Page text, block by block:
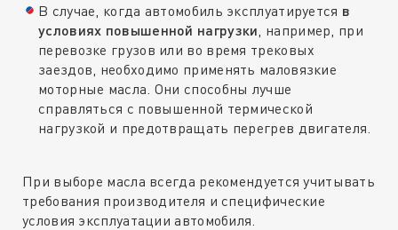
В случае, когда автомобиль эксплуатируется в
условиях повышенной нагрузки , например, при
перевозке грузов или во время трековых
заездов, необходимо применять маловязкие
моторные масла. Они способны лучше
справляться с повышенной термической
нагрузкой и предотвращать перегрев двигателя.
При выборе масла всегда рекомендуется учитывать
требования производителя и специфические
условия эксплуатации автомобиля.